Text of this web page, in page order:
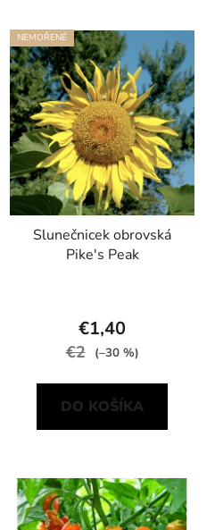
NEMOŘENÉ
Slunečnicek obrovská
Pike's Peak
€1,40
€2 (–30 %)
DO KOŠÍKA